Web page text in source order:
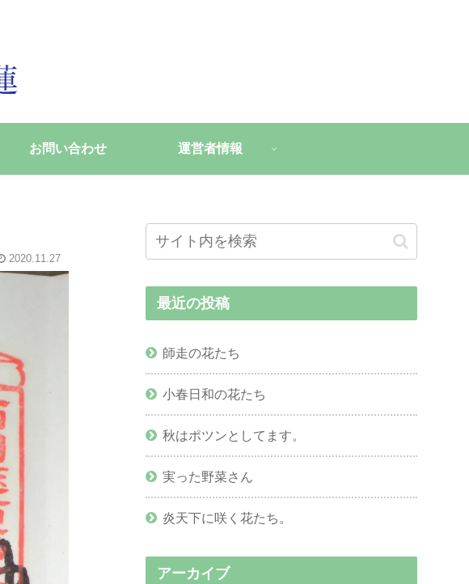
お問い合わせ 運営者情報
2020.11.27
最近の投稿
師走の花たち
小春日和の花たち
秋はポツンとしてます。
実った野菜さん
炎天下に咲く花たち。
アーカイブ